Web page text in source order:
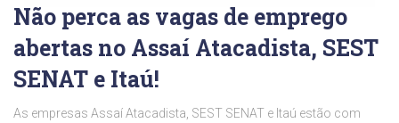
Não perca as vagas de emprego
abertas no Assaí Atacadista, SEST
SENAT e Itaú!
As empresas Assaí Atacadista, SEST SENAT e Itaú estão com